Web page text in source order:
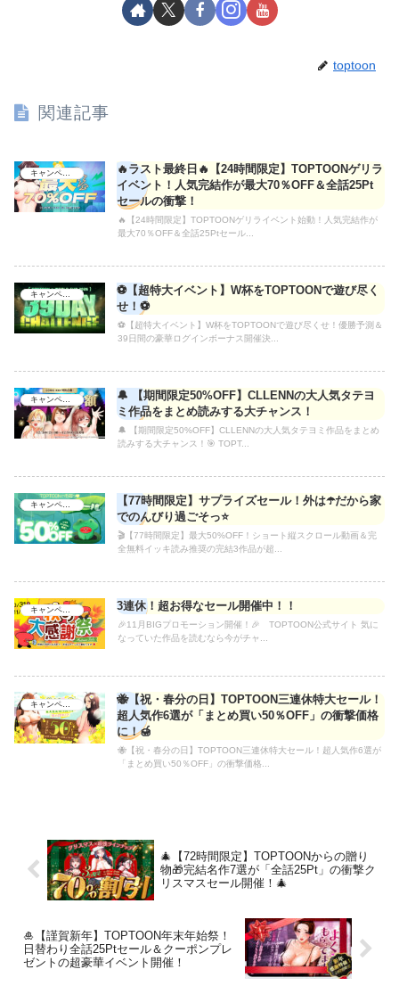
toptoon
関連記事
キャンペーン
🔥ラスト最終日🔥【24時間限定】TOPTOONゲリラ
イベント！人気完結作が最大70％OFF＆全話25Pt
セールの衝撃！
🔥【24時間限定】TOPTOONゲリライベント始動！人気完結作が
最大70％OFF＆全話25Ptセール...
キャンペーン
⚽【超特大イベント】W杯をTOPTOONで遊び尽く
せ！⚽
⚽【超特大イベント】W杯をTOPTOONで遊び尽くせ！優勝予測＆
39日間の豪華ログインボーナス開催決...
キャンペーン
🔔 【期間限定50%OFF】CLLENNの大人気タテヨ
ミ作品をまとめ読みする大チャンス！
🔔 【期間限定50%OFF】CLLENNの大人気タテヨミ作品をまとめ
読みする大チャンス！🎯 TOPT...
キャンペーン
【77時間限定】サプライズセール！外は☂️だから家
でのんびり過ごそっ⭐
🎬【77時間限定】最大50%OFF！ショート縦スクロール動画＆完
全無料イッキ読み推奨の完結3作品が超...
3連休！超お得なセール開催中！！
🎉11月BIGプロモーション開催！🎉 TOPTOON公式サイト 気に
なっていた作品を読むなら今がチャ...
🐝【祝・春分の日】TOPTOON三連休特大セール！
超人気作6選が「まとめ買い50％OFF」の衝撃価格
に！🍯
🐝【祝・春分の日】TOPTOON三連休特大セール！超人気作6選が
「まとめ買い50％OFF」の衝撃価格...
🎄【72時間限定】TOPTOONからの贈り
物🎁完結名作7選が「全話25Pt」の衝撃ク
リスマスセール開催！🎄
🎍【謹賀新年】TOPTOON年末年始祭！
日替わり全話25Ptセール＆クーポンプレ
ゼントの超豪華イベント開催！